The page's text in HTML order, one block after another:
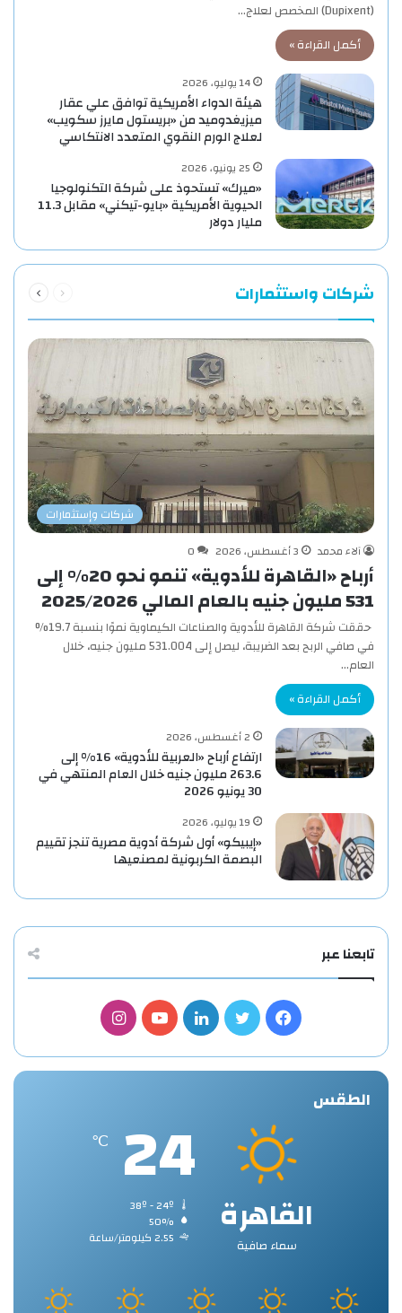
(Dupixent) المخصص لعلاج…
أكمل القراءة »
14 يوليو، 2026
هيئة الدواء الأمريكية توافق علي عقار
ميزيغدوميد من «بريستول مايرز سكويب»
لعلاج الورم النقوي المتعدد الانتكاسي
25 يونيو، 2026
«ميرك» تستحوذ على شركة التكنولوجيا
الحيوية الأمريكية «بايو-تيكني» مقابل 11.3
مليار دولار
شركات واستثمارات الصفحةالصفحة
شركات وإستثمارات
آلاء محمد
3 أغسطس، 2026 0
أرباح «القاهرة للأدوية» تنمو نحو 20% إلى
531 مليون جنيه بالعام المالي 2025/2026
حققت شركة القاهرة للأدوية والصناعات الكيماوية نموًا بنسبة 19.7%
في صافي الربح بعد الضريبة، ليصل إلى 531.004 مليون جنيه، خلال
العام…
أكمل القراءة »
2 أغسطس، 2026
ارتفاع أرباح «العربية للأدوية» 16% إلى
263.6 مليون جنيه خلال العام المنتهي في
30 يونيو 2026
19 يوليو، 2026
«إيبيكو» أول شركة أدوية مصرية تنجز تقييم
البصمة الكربونية لمصنعيها
تابعنا عبر
فيسبوك
تويتر لينكدإنيوتيوبانستقرام
الطقس
القاهرة
سماء صافية
24
℃
50%
2.55 كيلومتر/ساعة